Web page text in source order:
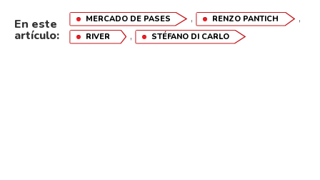
En este
artículo:
MERCADO DE PASES , RENZO PANTICH ,
RIVER , STÉFANO DI CARLO